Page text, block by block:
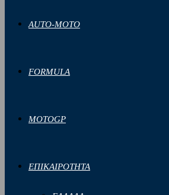
AUTO-MOTO
FORMULA
MOTOGP
ΕΠΙΚΑΙΡΟΤΗΤΑ